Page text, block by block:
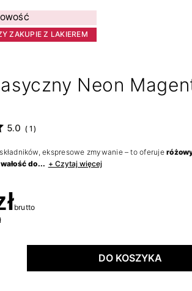
ZAKUPIE Z LAKIEREM
Neon
5.0 ( 1 )
ekspresowe zmywanie – to oferuje
do... + Czytaj więcej
brutto
DO KOSZYKA